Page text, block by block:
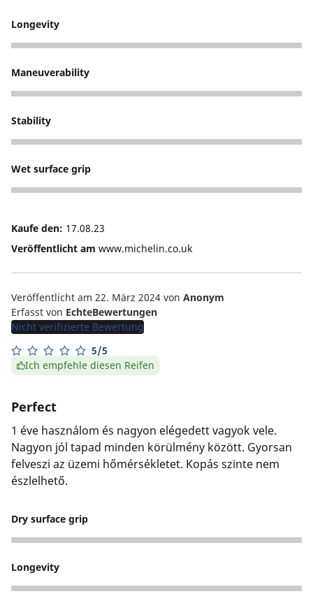
Longevity
2
Maneuverability
2
Stability
1
Wet surface grip
1
Kaufe den: 17.08.23
Veröffentlicht am www.michelin.co.uk
Veröffentlicht am 22. März 2024 von Anonym
Erfasst von EchteBewertungen
Nicht verifizierte Bewertung
5/5
Ich empfehle diesen Reifen
Perfect
1 éve használom és nagyon elégedett vagyok vele.
Nagyon jól tapad minden körülmény között. Gyorsan
felveszi az üzemi hőmérsékletet. Kopás szinte nem
észlelhető.
Dry surface grip
5
Longevity
5